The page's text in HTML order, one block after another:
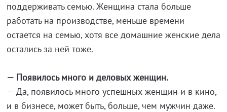
поддерживать семью. Женщина стала больше
работать на производстве, меньше времени
остается на семью, хотя все домашние женские дела
остались за ней тоже.
— Появилось много и деловых женщин.
— Да, появилось много успешных женщин и в кино,
и в бизнесе, может быть, больше, чем мужчин даже.